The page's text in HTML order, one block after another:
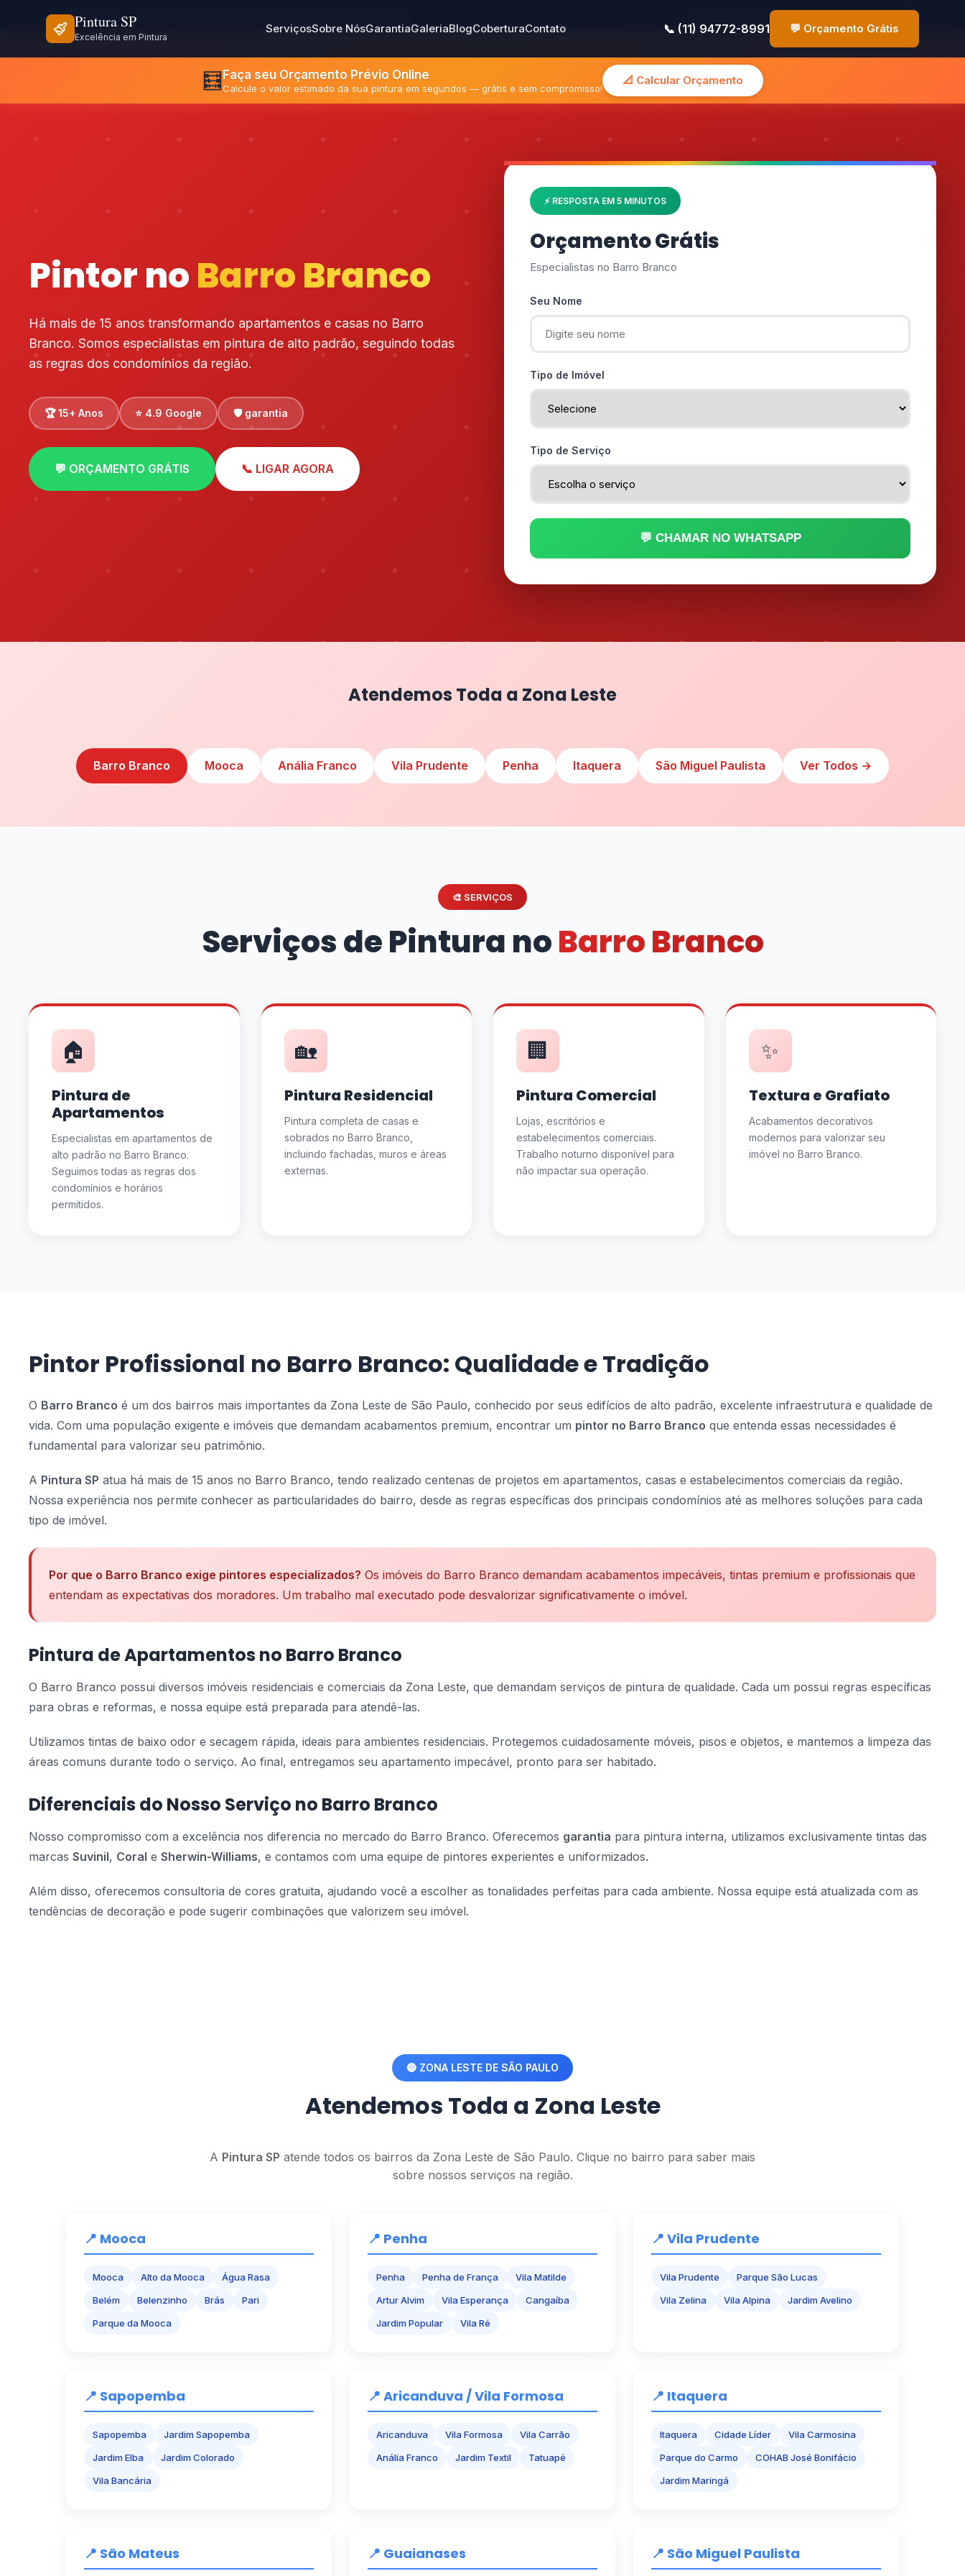
⏰ Seg - Sex: 8h às 18h | Sáb: 8h às 12h ✉️ contato@pinturasp.com.br 📞 (11) 94772-8991
Pintura SP
Excelência em Pintura
ServiçosSobre NósGarantiaGaleriaBlogCoberturaContato 📞 (11) 94772-8991 💬 Orçamento Grátis
🧮 Faça seu Orçamento Prévio Online
Calcule o valor estimado da sua pintura em segundos — grátis e sem compromisso!
📐 Calcular Orçamento
Pintor noBarro Branco
Há mais de 15 anos transformando apartamentos e casas no Barro
Branco. Somos especialistas em pintura de alto padrão, seguindo todas
as regras dos condomínios da região.
🏆 15+ Anos ⭐ 4.9 Google 🛡️ garantia
💬 ORÇAMENTO GRÁTIS 📞 LIGAR AGORA
⚡ RESPOSTA EM 5 MINUTOS
Orçamento Grátis
Especialistas no Barro Branco
Seu Nome
Tipo de Imóvel
Tipo de Serviço
💬 CHAMAR NO WHATSAPP
Atendemos Toda a Zona Leste
Barro Branco Mooca Anália Franco Vila Prudente Penha Itaquera São Miguel Paulista Ver Todos →
🎨 SERVIÇOS
Serviços de Pintura noBarro Branco
🏠
Pintura de
Apartamentos
Especialistas em apartamentos de
alto padrão no Barro Branco.
Seguimos todas as regras dos
condomínios e horários
permitidos.
🏡
Pintura Residencial
Pintura completa de casas e
sobrados no Barro Branco,
incluindo fachadas, muros e áreas
externas.
🏢
Pintura Comercial
Lojas, escritórios e
estabelecimentos comerciais.
Trabalho noturno disponível para
não impactar sua operação.
✨
Textura e Grafiato
Acabamentos decorativos
modernos para valorizar seu
imóvel no Barro Branco.
Pintor Profissional no Barro Branco: Qualidade e Tradição
O Barro Branco é um dos bairros mais importantes da Zona Leste de São Paulo, conhecido por seus edifícios de alto padrão, excelente infraestrutura e qualidade de
vida. Com uma população exigente e imóveis que demandam acabamentos premium, encontrar um pintor no Barro Branco que entenda essas necessidades é
fundamental para valorizar seu patrimônio.
A Pintura SP atua há mais de 15 anos no Barro Branco, tendo realizado centenas de projetos em apartamentos, casas e estabelecimentos comerciais da região.
Nossa experiência nos permite conhecer as particularidades do bairro, desde as regras específicas dos principais condomínios até as melhores soluções para cada
tipo de imóvel.
Por que o Barro Branco exige pintores especializados? Os imóveis do Barro Branco demandam acabamentos impecáveis, tintas premium e profissionais que
entendam as expectativas dos moradores. Um trabalho mal executado pode desvalorizar significativamente o imóvel.
Pintura de Apartamentos no Barro Branco
O Barro Branco possui diversos imóveis residenciais e comerciais da Zona Leste, que demandam serviços de pintura de qualidade. Cada um possui regras específicas
para obras e reformas, e nossa equipe está preparada para atendê-las.
Utilizamos tintas de baixo odor e secagem rápida, ideais para ambientes residenciais. Protegemos cuidadosamente móveis, pisos e objetos, e mantemos a limpeza das
áreas comuns durante todo o serviço. Ao final, entregamos seu apartamento impecável, pronto para ser habitado.
Diferenciais do Nosso Serviço no Barro Branco
Nosso compromisso com a excelência nos diferencia no mercado do Barro Branco. Oferecemos garantia para pintura interna, utilizamos exclusivamente tintas das
marcas Suvinil, Coral e Sherwin-Williams, e contamos com uma equipe de pintores experientes e uniformizados.
Além disso, oferecemos consultoria de cores gratuita, ajudando você a escolher as tonalidades perfeitas para cada ambiente. Nossa equipe está atualizada com as
tendências de decoração e pode sugerir combinações que valorizem seu imóvel.
🔵 ZONA LESTE DE SÃO PAULO
Atendemos Toda a Zona Leste
A Pintura SP atende todos os bairros da Zona Leste de São Paulo. Clique no bairro para saber mais
sobre nossos serviços na região.
📍 Mooca
Mooca Alto da Mooca
Água Rasa
Belém
Belenzinho Brás
Pari
Parque da Mooca
📍 Penha
Penha Penha de França
Vila Matilde
Artur Alvim
Vila Esperança
Cangaíba
Jardim Popular
Vila Ré
📍 Vila Prudente
Vila Prudente
Parque São Lucas
Vila Zelina
Vila Alpina Jardim Avelino
📍 Sapopemba
Sapopemba
Jardim Sapopemba
Jardim Elba
Jardim Colorado
Vila Bancária
📍 Aricanduva / Vila Formosa
Aricanduva Vila Formosa
Vila Carrão
Anália Franco
Jardim Textil Tatuapé
📍 Itaquera
Itaquera Cidade Líder
Vila Carmosina
Parque do Carmo
COHAB José Bonifácio
Jardim Maringá
📍 São Mateus 📍 Guaianases 📍 São Miguel Paulista